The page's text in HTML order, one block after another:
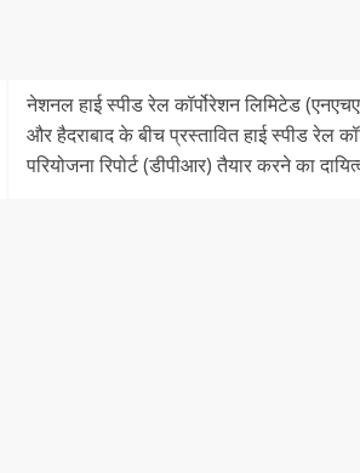
नेशनल हाई स्पीड रेल कॉर्पोरेशन लिमिटेड
और हैदराबाद के बीच प्रस्तावित हाई स्पीड रेल
परियोजना रिपोर्ट (डीपीआर) तैयार करने का